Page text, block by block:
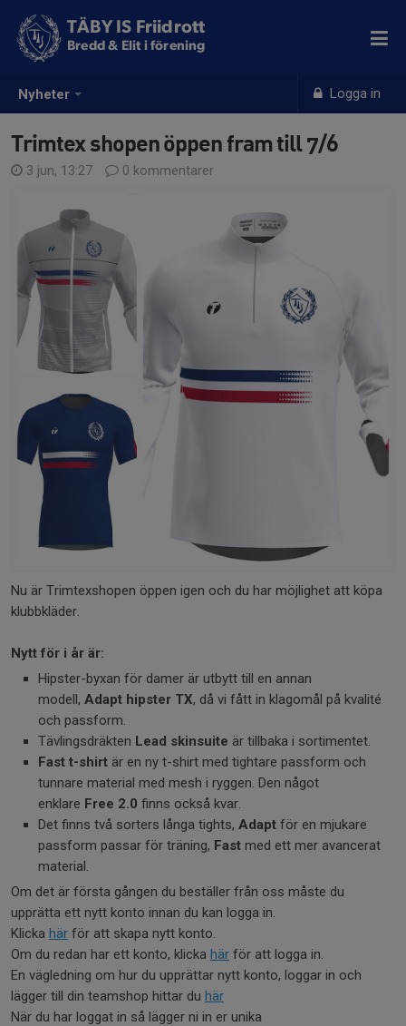
Nyheter Logga in
TÄBY IS Friidrott
Bredd & Elit i förening
Trimtex shopen öppen fram till 7/6
3 jun, 13:27 0 kommentarer
Nu är Trimtexshopen öppen igen och du har möjlighet att köpa
klubbkläder.
Nytt för i år är:
Hipster-byxan för damer är utbytt till en annan
modell, Adapt hipster TX, då vi fått in klagomål på kvalité
och passform.
Tävlingsdräkten Lead skinsuite är tillbaka i sortimentet.
Fast t-shirt är en ny t-shirt med tightare passform och
tunnare material med mesh i ryggen. Den något
enklare Free 2.0 finns också kvar.
Det finns två sorters långa tights, Adapt för en mjukare
passform passar för träning, Fast med ett mer avancerat
material.
Om det är första gången du beställer från oss måste du
upprätta ett nytt konto innan du kan logga in.
Klicka här för att skapa nytt konto.
Om du redan har ett konto, klicka här för att logga in.
En vägledning om hur du upprättar nytt konto, loggar in och
lägger till din teamshop hittar du här
När du har loggat in så lägger ni in er unika